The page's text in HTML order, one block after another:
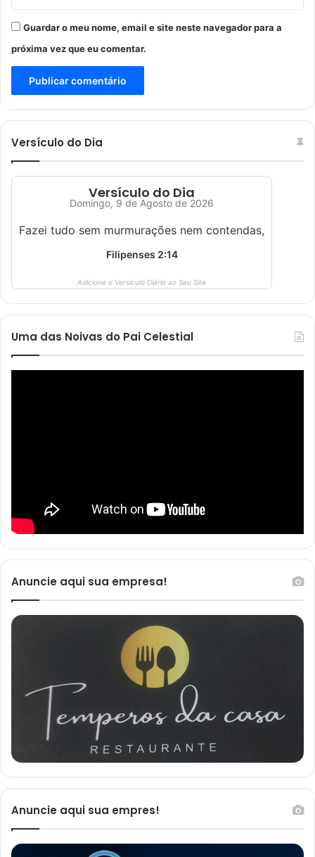
Guardar o meu nome, email e site neste navegador para a
próxima vez que eu comentar.
Versículo do Dia
Versículo do Dia
Domingo, 9 de Agosto de 2026
Fazei tudo sem murmurações nem contendas,
Filipenses 2:14
Adicione o Versículo Diário ao Seu Site
Uma das Noivas do Pai Celestial
Anuncie aqui sua empresa!
Anuncie aqui sua empres!